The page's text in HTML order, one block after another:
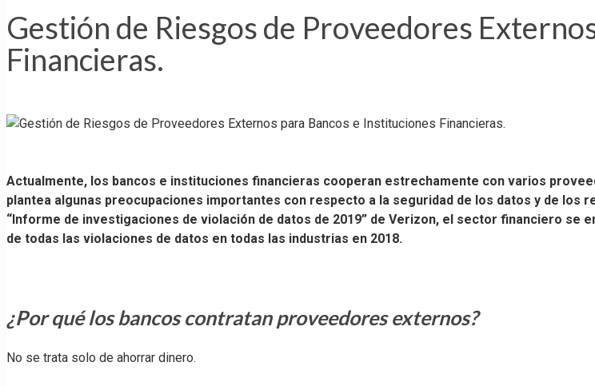
Gestión de Riesgos de Proveedores
Financieras.
Actualmente, los bancos e instituciones financieras cooperan estrechamente con varios
plantea algunas preocupaciones importantes con respecto a la seguridad de los datos y de los
“Informe de investigaciones de violación de datos de 2019” de Verizon, el sector financiero se
de todas las violaciones de datos en todas las industrias en 2018.
¿Por qué los bancos contratan proveedores externos?
No se trata solo de ahorrar dinero.